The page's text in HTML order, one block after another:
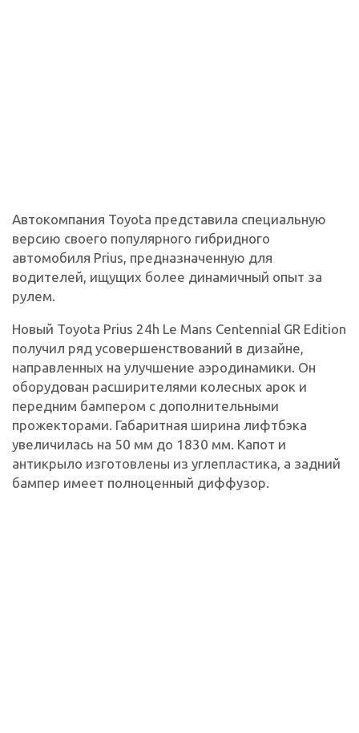
Автокомпания Toyota представила специальную
версию своего популярного гибридного
автомобиля Prius, предназначенную для
водителей, ищущих более динамичный опыт за
рулем.
Новый Toyota Prius 24h Le Mans Centennial GR Edition
получил ряд усовершенствований в дизайне,
направленных на улучшение аэродинамики. Он
оборудован расширителями колесных арок и
передним бампером с дополнительными
прожекторами. Габаритная ширина лифтбэка
увеличилась на 50 мм до 1830 мм. Капот и
антикрыло изготовлены из углепластика, а задний
бампер имеет полноценный диффузор.